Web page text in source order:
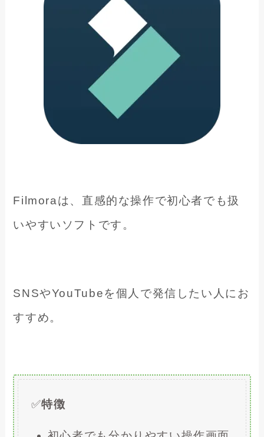
Filmoraは、直感的な操作で初心者でも扱
いやすいソフトです。
SNSやYouTubeを個人で発信したい人にお
すすめ。
✅特徴